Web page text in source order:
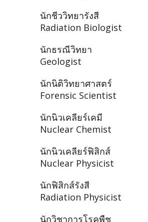
นักชีววิทยารังสี
Radiation Biologist
นักธรณีวิทยา
Geologist
นักนิติวิทยาศาสตร์
Forensic Scientist
นักนิวเคลียร์เคมี
Nuclear Chemist
นักนิวเคลียร์ฟิสิกส์
Nuclear Physicist
นักฟิสิกส์รังสี
Radiation Physicist
นักวิชาการโรคพืช